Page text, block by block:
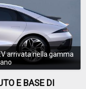
arrivata nella gamma
E BASE DI